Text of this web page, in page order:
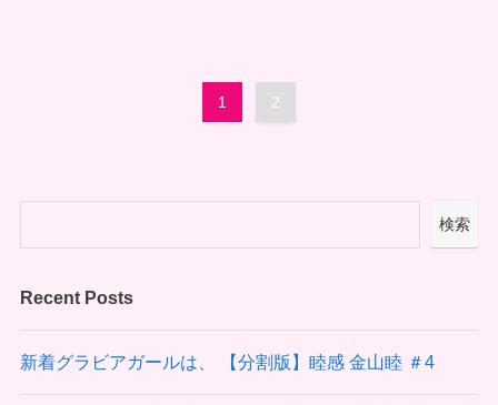
1 2
検索
Recent Posts
新着グラビアガールは、 【分割版】睦感 金山睦 ＃4